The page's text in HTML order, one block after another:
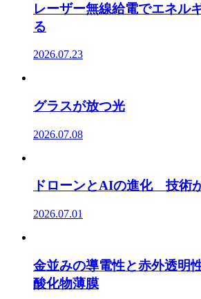
レーザー無線給電でエネル
る
2026.07.23
グラスが放つ光
2026.07.08
ドローンとAIの進化 技術
2026.07.01
金並みの導電性と赤外透明
酸化物薄膜